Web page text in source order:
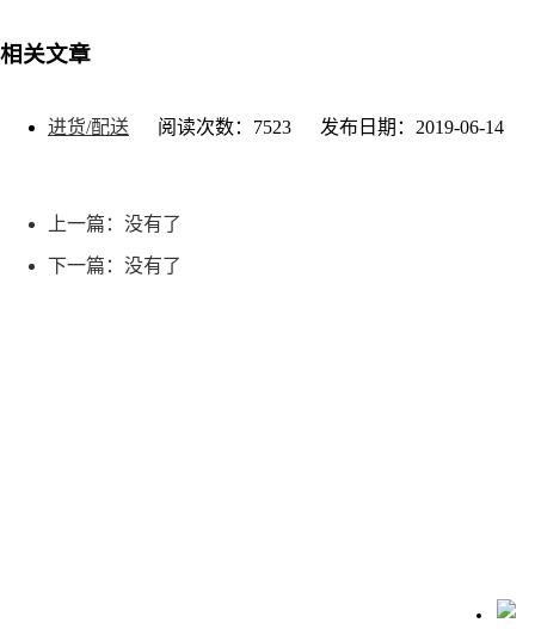
相关文章
进货/配送 阅读次数：7523 发布日期：2019-06-14
上一篇：没有了
下一篇：没有了